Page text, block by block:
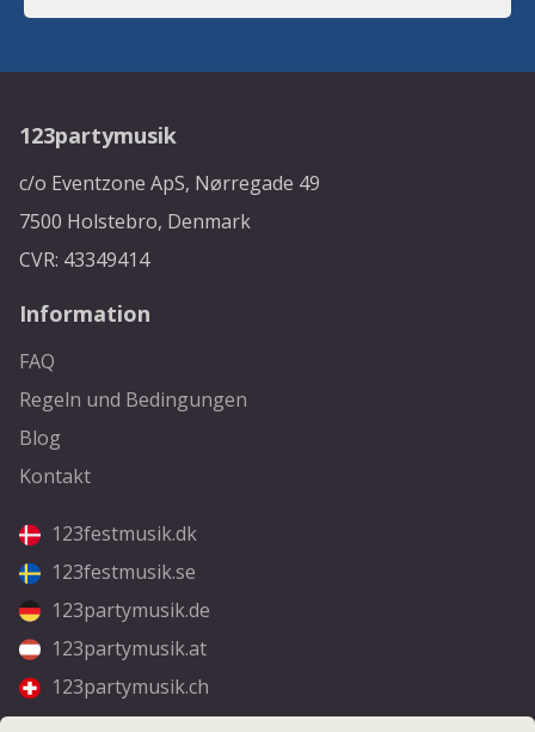
123partymusik
c/o Eventzone ApS, Nørregade 49
7500 Holstebro, Denmark
CVR: 43349414
Information
FAQ
Regeln und Bedingungen
Blog
Kontakt
123festmusik.dk
123festmusik.se
123partymusik.de
123partymusik.at
123partymusik.ch